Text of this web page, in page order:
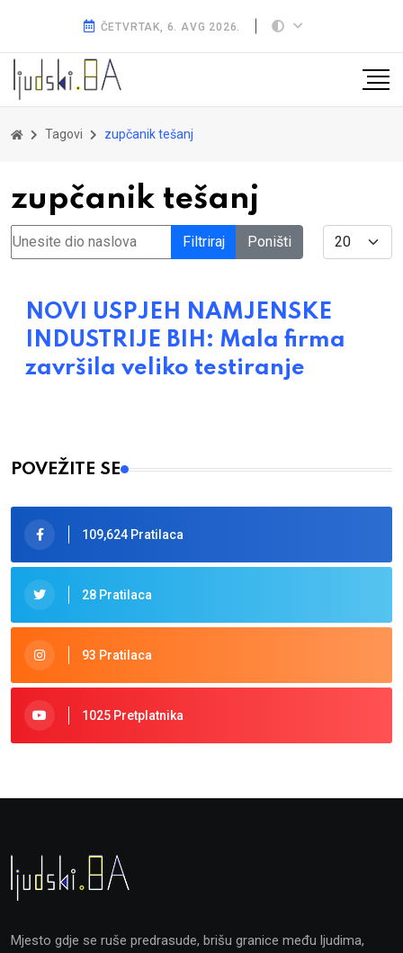
ČETVRTAK, 6. AVG 2026.
Tagovi zupčanik tešanj
zupčanik tešanj
Unesite dio naslova Filtriraj Poništi Display #
NOVI USPJEH NAMJENSKE
INDUSTRIJE BIH: Mala firma
završila veliko testiranje
POVEŽITE SE
109,624 Pratilaca
28 Pratilaca
93 Pratilaca
1025 Pretplatnika
Mjesto gdje se ruše predrasude, brišu granice među ljudima,